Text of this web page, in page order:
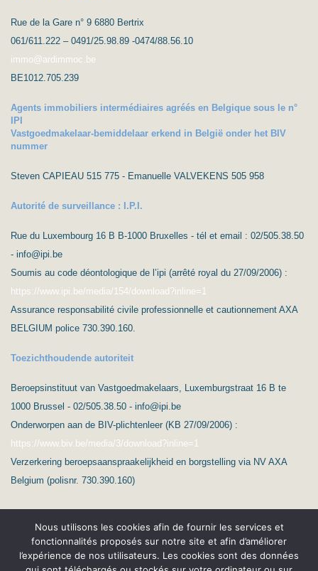
Rue de la Gare n° 9 6880 Bertrix
061/611.222 – 0491/25.98.89 -0474/88.56.10
immo@ardimmoc.be
BE1012.705.239
Agents immobiliers intermédiaires agréés en Belgique sous le n°
IPI
Vastgoedmakelaar-bemiddelaar erkend in België onder het BIV
nummer
Steven CAPIEAU 515 775 - Emanuelle VALVEKENS 505 958
Autorité de surveillance : I.P.I.
Rue du Luxembourg 16 B B-1000 Bruxelles - tél et email : 02/505.38.50
- info@ipi.be
Soumis au code déontologique de l’ipi (arrêté royal du 27/09/2006) :
https://www.ipi.be/media/154/download?inline=1
Assurance responsabilité civile professionnelle et cautionnement AXA
BELGIUM police 730.390.160.
Toezichthoudende autoriteit
Beroepsinstituut van Vastgoedmakelaars, Luxemburgstraat 16 B te
1000 Brussel - 02/505.38.50 - info@ipi.be
Onderworpen aan de BIV-plichtenleer (KB 27/09/2006) :
https://www.biv.be/media/3/download?inline=1
Verzerkering beroepsaanspraakelijkheid en borgstelling via NV AXA
Belgium (polisnr. 730.390.160)
Nous utilisons les cookies afin de fournir les services et
fonctionnalités proposés sur notre site et afin d’améliorer
l’expérience de nos utilisateurs. Les cookies sont des données